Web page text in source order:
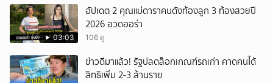
03:03
อัปเดต 2 คุณแม่ดาราคนดังท้องลูก 3 ท้องสวยปี
2026 อวดออร่า
106 ดู
ข่าวดีมาแล้ว! รัฐปลดล็อกเกณฑ์รถเก่า คาดคนได้
สิทธิเพิ่ม 2-3 ล้านราย